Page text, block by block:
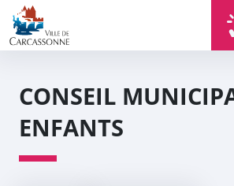
Aller au contenu
Aller au menu
Aller au plan du site
Aller à la recherche
CONSEIL
ENFANTS
Panneau de gestion des cookies